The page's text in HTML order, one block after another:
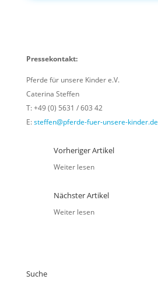
Pressekontakt:
Pferde für unsere Kinder e.V.
Caterina Steffen
T: +49 (0) 5631 / 603 42
E:steffen@pferde-fuer-unsere-kinder.de
Vorheriger Artikel
Weiter lesen
Nächster Artikel
Weiter lesen
Suche